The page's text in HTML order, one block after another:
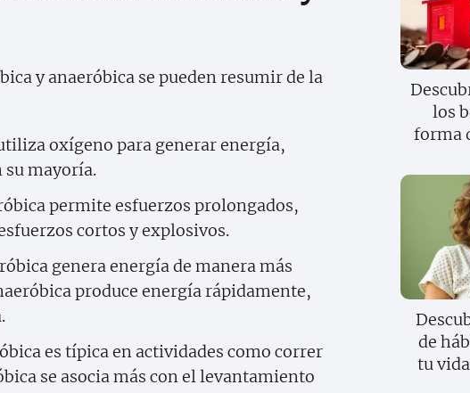
y anaeróbica se pueden resumir de la
oxígeno para generar energía,
su mayoría.
permite esfuerzos prolongados,
cortos y explosivos.
genera energía de manera más
produce energía rápidamente,
es típica en actividades como correr
se asocia más con el levantamiento
los
forma
de
tu